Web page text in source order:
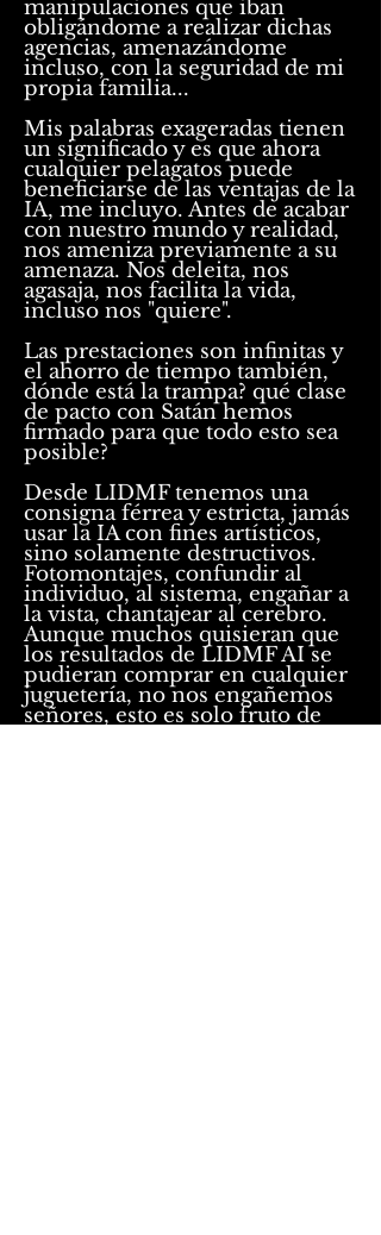
manipulaciones que iban
obligándome a realizar dichas
agencias, amenazándome
incluso, con la seguridad de mi
propia familia...
Mis palabras exageradas tienen
un significado y es que ahora
cualquier pelagatos puede
beneficiarse de las ventajas de la
IA, me incluyo. Antes de acabar
con nuestro mundo y realidad,
nos ameniza previamente a su
amenaza. Nos deleita, nos
agasaja, nos facilita la vida,
incluso nos "quiere".
Las prestaciones son infinitas y
el ahorro de tiempo también,
dónde está la trampa? qué clase
de pacto con Satán hemos
firmado para que todo esto sea
posible?
Desde LIDMF tenemos una
consigna férrea y estricta, jamás
usar la IA con fines artísticos,
sino solamente destructivos.
Fotomontajes, confundir al
individuo, al sistema, engañar a
la vista, chantajear al cerebro.
Aunque muchos quisieran que
los resultados de LIDMF AI se
pudieran comprar en cualquier
juguetería, no nos engañemos
señores, esto es solo fruto de